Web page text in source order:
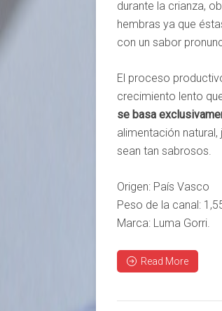
durante la crianza,
hembras ya que
con un sabor
El proceso
crecimiento lento
se basa
alimentación
sean tan sabrosos.
Origen: País Vasco
Peso de la canal:
Marca: Luma Gorri.
Read More